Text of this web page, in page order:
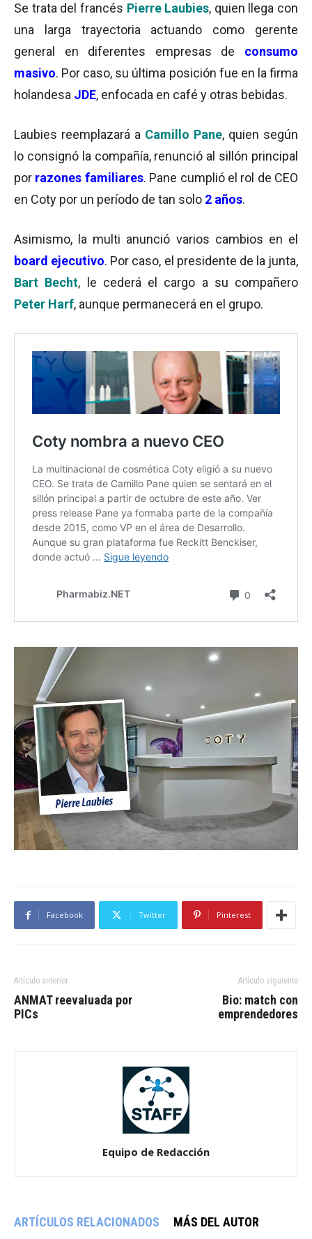
Se trata del francés Pierre Laubies, quien llega con
una larga trayectoria actuando como gerente
general en diferentes empresas de consumo
masivo. Por caso, su última posición fue en la firma
holandesa JDE, enfocada en café y otras bebidas.
Laubies reemplazará a Camillo Pane, quien según
lo consignó la compañía, renunció al sillón principal
por razones familiares. Pane cumplió el rol de CEO
en Coty por un período de tan solo 2 años.
Asimismo, la multi anunció varios cambios en el
board ejecutivo. Por caso, el presidente de la junta,
Bart Becht, le cederá el cargo a su compañero
Peter Harf, aunque permanecerá en el grupo.
Facebook Twitter Pinterest
Artículo anterior
ANMAT reevaluada por
PICs
Artículo siguiente
Bio: match con
emprendedores
Equipo de Redacción
ARTÍCULOS RELACIONADOS MÁS DEL AUTOR